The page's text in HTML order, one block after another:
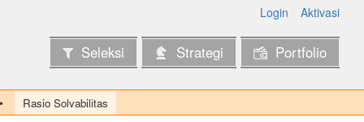
Login Aktivasi
Seleksi Strategi Portfolio
Rasio Solvabilitas